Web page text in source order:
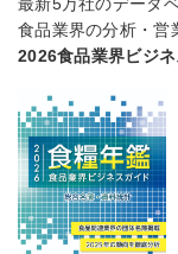
最新5万社のデータベ
食品業界の分析・営
2026食品業界ビジネ